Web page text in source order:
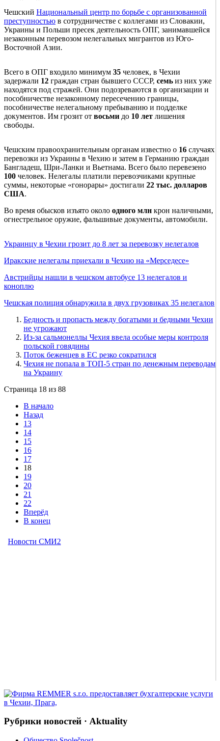
Чешский Национальный центр по борьбе с организованной
преступностью в сотрудничестве с коллегами из Словакии,
Украины и Польши пресек деятельность ОПГ, занимавшейся
незаконным перевозом нелегальных мигрантов из Юго-
Восточной Азии.
Всего в ОПГ входило минимум 35 человек, в Чехии
задержали 12 граждан стран бывшего СССР, семь из них уже
находятся под стражей. Они подозреваются в организации и
пособничестве незаконному пересечению границы,
пособничестве нелегальному пребыванию и подделке
документов. Им грозит от восьми до 10 лет лишения
свободы.
Чешским правоохранительным органам известно о 16 случаях
перевозки из Украины в Чехию и затем в Германию граждан
Бангладеш, Шри-Ланки и Вьетнама. Всего было перевезено
100 человек. Нелегалы платили перевозчиками крупные
суммы, некоторые «гонорары» достигали 22 тыс. долларов
США.
Во время обысков изъято около одного млн крон наличными,
огнестрельное оружие, фальшивые документы, автомобили.
Украинцу в Чехии грозит до 8 лет за перевозку нелегалов
Иракские нелегалы приехали в Чехию на «Мерседесе»
Австрийцы нашли в чешском автобусе 13 нелегалов и
коноплю
Чешская полиция обнаружила в двух грузовиках 35 нелегалов
Бедность и пропасть между богатыми и бедными Чехии
не угрожают
Из-за сальмонеллы Чехия ввела особые меры контроля
польской говядины
Поток беженцев в ЕС резко сократился
Чехия не попала в ТОП-5 стран по денежным переводам
на Украину
Страница 18 из 88
В начало
Назад
13
14
15
16
17
18
19
20
21
22
Вперёд
В конец
Рубрики новостей · Aktuality